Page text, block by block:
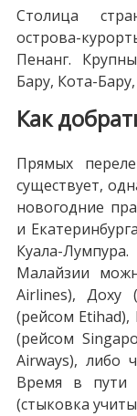
Столица
острова-
Пенанг.
Бару, Кота-
Как
Прямых
существует,
новогодние
и
Куала-
Малайзии
Airlines), Доху
(рейсом
(рейсом
Airways), либо
Время в пути
(стыковка